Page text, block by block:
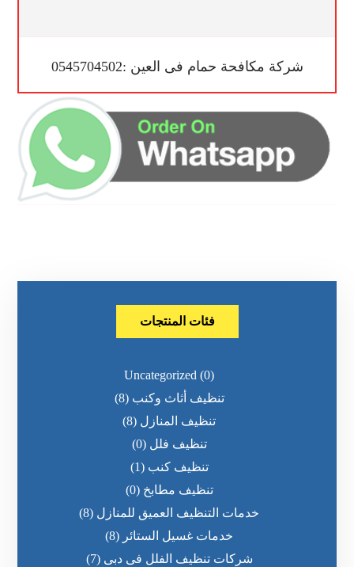
شركة مكافحة حمام فى العين :0545704502
فئات المنتجات
Uncategorized (0)
تنظيف أثاث وكنب (8)
تنظيف المنازل (8)
تنظيف فلل (0)
تنظيف كنب (1)
تنظيف مطابخ (0)
خدمات التنظيف العميق للمنازل (8)
خدمات غسيل الستائر (8)
شركات تنظيف الفلل فى دبى (7)